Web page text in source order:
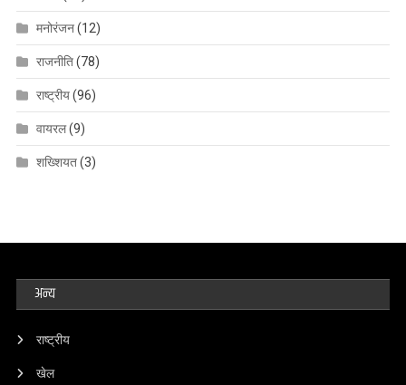
मनोरंजन(12)
राजनीति(78)
राष्ट्रीय(96)
वायरल(9)
शख्शियत(3)
अन्य
राष्ट्रीय
खेल